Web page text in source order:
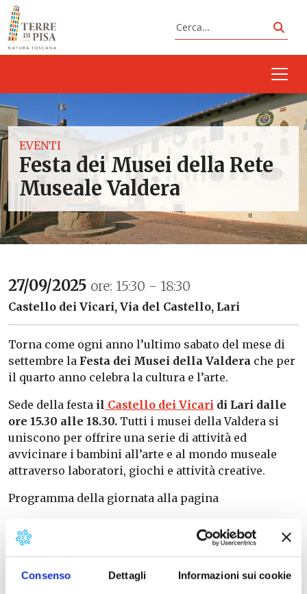
Consenso Dettagli Informazioni sui cookie
Vai al contenuto
Cerca
EVENTI
Festa dei Musei della Rete
Museale Valdera
27/09/2025 ore: 15:30 - 18:30
Castello dei Vicari, Via del Castello, Lari
Torna come ogni anno l’ultimo sabato del mese di
settembre la Festa dei Musei della Valdera che per
il quarto anno celebra la cultura e l’arte.
Sede della festa il Castello dei Vicari di Lari dalle
ore 15.30 alle 18.30. Tutti i musei della Valdera si
uniscono per offrire una serie di attività ed
avvicinare i bambini all’arte e al mondo museale
attraverso laboratori, giochi e attività creative.
Programma della giornata alla pagina
Info e prenotazioni: 388.7583081
Ufficio Turismo Pontedera e Valdera